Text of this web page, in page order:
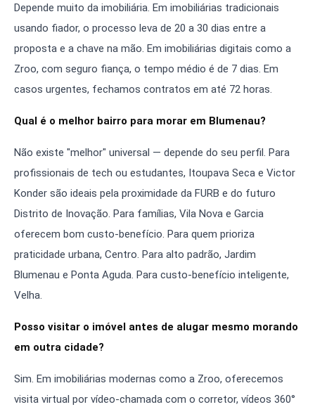
Depende muito da imobiliária. Em imobiliárias tradicionais
usando fiador, o processo leva de 20 a 30 dias entre a
proposta e a chave na mão. Em imobiliárias digitais como a
Zroo, com seguro fiança, o tempo médio é de 7 dias. Em
casos urgentes, fechamos contratos em até 72 horas.
Qual é o melhor bairro para morar em Blumenau?
Não existe "melhor" universal — depende do seu perfil. Para
profissionais de tech ou estudantes, Itoupava Seca e Victor
Konder são ideais pela proximidade da FURB e do futuro
Distrito de Inovação. Para famílias, Vila Nova e Garcia
oferecem bom custo-benefício. Para quem prioriza
praticidade urbana, Centro. Para alto padrão, Jardim
Blumenau e Ponta Aguda. Para custo-benefício inteligente,
Velha.
Posso visitar o imóvel antes de alugar mesmo morando
em outra cidade?
Sim. Em imobiliárias modernas como a Zroo, oferecemos
visita virtual por vídeo-chamada com o corretor, vídeos 360°